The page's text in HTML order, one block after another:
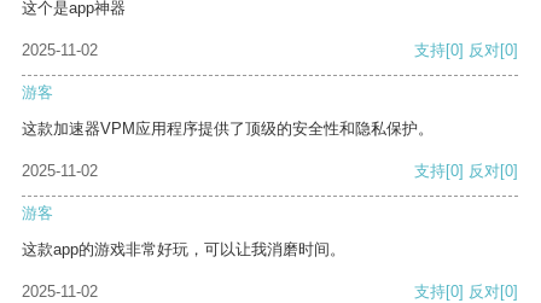
这个是app神器
2025-11-02 支持[0] 反对[0]
游客
这款加速器VPM应用程序提供了顶级的安全性和隐私保护。
2025-11-02 支持[0] 反对[0]
游客
这款app的游戏非常好玩，可以让我消磨时间。
2025-11-02 支持[0] 反对[0]